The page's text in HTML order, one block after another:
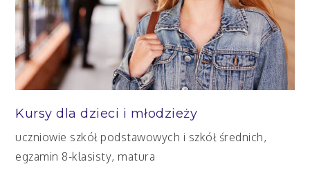
Kursy dla dzieci i młodzieży
uczniowie szkół podstawowych i szkół średnich,
egzamin 8-klasisty, matura